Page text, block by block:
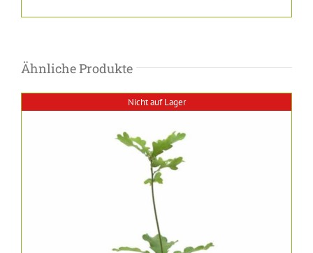
Ähnliche Produkte
Nicht auf Lager